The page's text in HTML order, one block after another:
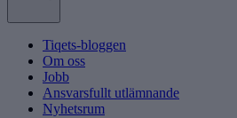
Tiqets-bloggen
Om oss
Jobb
Ansvarsfullt utlämnande
Nyhetsrum